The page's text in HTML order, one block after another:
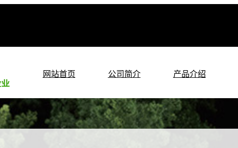
网站首页 公司简介 产品介绍